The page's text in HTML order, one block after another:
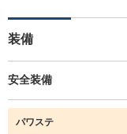
装備
安全装備
パワステ